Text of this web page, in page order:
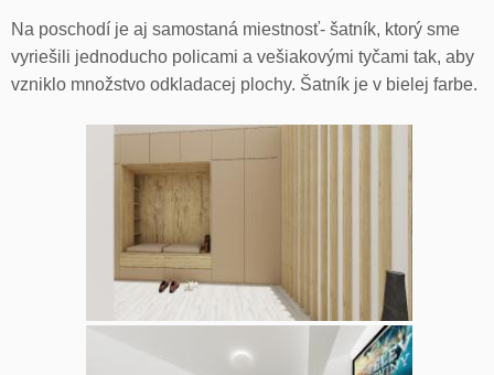
Na poschodí je aj samostaná miestnosť- šatník, ktorý sme
vyriešili jednoducho policami a vešiakovými tyčami tak, aby
vzniklo množstvo odkladacej plochy. Šatník je v bielej farbe.